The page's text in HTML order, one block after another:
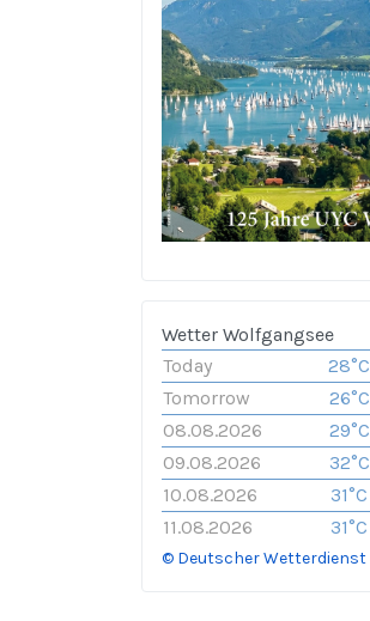
Wetter Wolfgangsee
Today
28°C
Tomorrow
26°C
08.08.2026
29°C
09.08.2026
32°C
10.08.2026
31°C
11.08.2026
31°C
© Deutscher Wetterdienst